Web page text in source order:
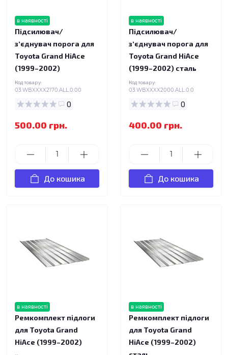
в наявності
Підсилювач/
зʼєднувач порога для
Toyota Grand HiAce
(1999–2002)
Код товару:
03.WBXXXX2170.ALL.0.00
0
500.00 грн.
До кошика
в наявності
Підсилювач/
зʼєднувач порога для
Toyota Grand HiAce
(1999–2002) сталь
Код товару:
03.WBXXXX2000.ALL.0.0
0
400.00 грн.
До кошика
в наявності
Ремкомплект підлоги
для Toyota Grand
HiAce (1999–2002)
в наявності
Ремкомплект підлоги
для Toyota Grand
HiAce (1999–2002)